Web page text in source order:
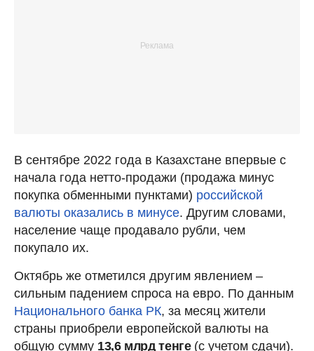
В сентябре 2022 года в Казахстане впервые с
начала года нетто-продажи (продажа минус
покупка обменными пунктами) российской
валюты оказались в минусе. Другим словами,
население чаще продавало рубли, чем
покупало их.
Октябрь же отметился другим явлением –
сильным падением спроса на евро. По данным
Национального банка РК, за месяц жители
страны приобрели европейской валюты на
общую сумму 13,6 млрд тенге (с учетом сдачи).